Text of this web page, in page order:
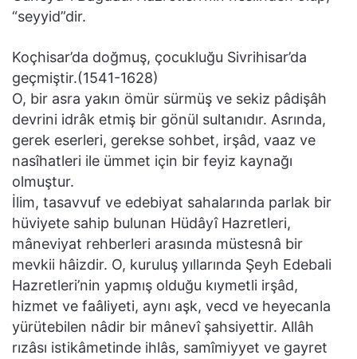
“seyyid”dir.
Koçhisar’da doğmuş, çocukluğu Sivrihisar’da
geçmiştir.(1541-1628)
O, bir asra yakın ömür sürmüş ve sekiz pâdişâh
devrini idrâk etmiş bir gönül sultanıdır. Asrında,
gerek eserleri, gerekse sohbet, irşâd, vaaz ve
nasîhatleri ile ümmet için bir feyiz kaynağı
olmuştur.
İlim, tasavvuf ve edebiyat sahalarında parlak bir
hüviyete sahip bulunan Hüdâyî Hazretleri,
mâneviyat rehberleri arasında müstesnâ bir
mevkii hâizdir. O, kuruluş yıllarında Şeyh Edebali
Hazretleri’nin yapmış olduğu kıymetli irşâd,
hizmet ve faâliyeti, aynı aşk, vecd ve heyecanla
yürütebilen nâdir bir mânevî şahsiyettir. Allâh
rızâsı istikâmetinde ihlâs, samîmiyyet ve gayret